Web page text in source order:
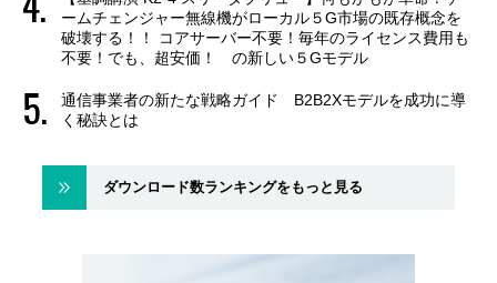
ームチェンジャー無線機がローカル５G市場の既存概念を
破壊する！！ コアサーバー不要！毎年のライセンス費用も
不要！でも、超安価！ の新しい５Gモデル
通信事業者の新たな戦略ガイド B2B2Xモデルを成功に導
く秘訣とは
ダウンロード数ランキングをもっと見る